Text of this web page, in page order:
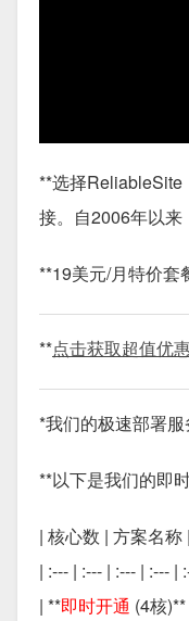
**选择ReliableSite
接。自2006年以来
**19美元/月特价套
**点击获取超值优
*我们的极速部署
**以下是我们的即
| 核心数 | 方案名
| :--- | :--- | :--- | :--- |
| **即时开通 (4核